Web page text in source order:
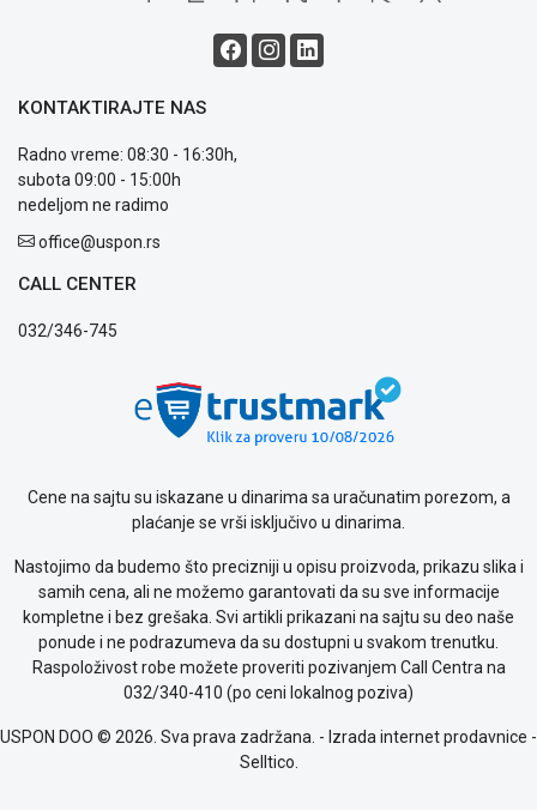
KONTAKTIRAJTE NAS
Radno vreme: 08:30 - 16:30h,
subota 09:00 - 15:00h
nedeljom ne radimo
office@uspon.rs
CALL CENTER
032/346-745
Cene na sajtu su iskazane u dinarima sa uračunatim porezom, a
plaćanje se vrši isključivo u dinarima.
Nastojimo da budemo što precizniji u opisu proizvoda, prikazu slika i
samih cena, ali ne možemo garantovati da su sve informacije
kompletne i bez grešaka. Svi artikli prikazani na sajtu su deo naše
ponude i ne podrazumeva da su dostupni u svakom trenutku.
Raspoloživost robe možete proveriti pozivanjem Call Centra na
032/340-410 (po ceni lokalnog poziva)
USPON DOO © 2026. Sva prava zadržana. - Izrada internet prodavnice -
Selltico.